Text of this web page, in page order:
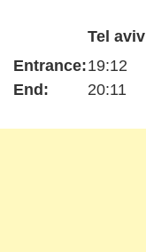
Entrance:
End:
Tel aviv
19:12
20:11